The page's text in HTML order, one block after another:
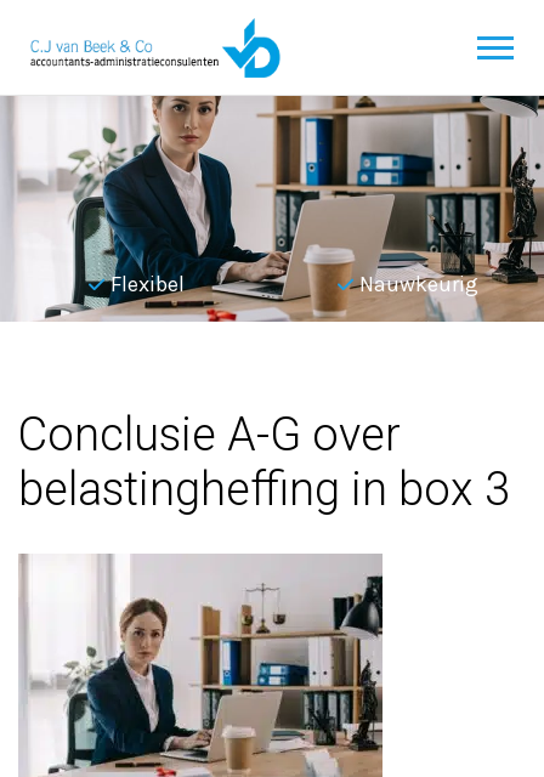
Flexibel Nauwkeurig
Conclusie A-G over
belastingheffing in box 3